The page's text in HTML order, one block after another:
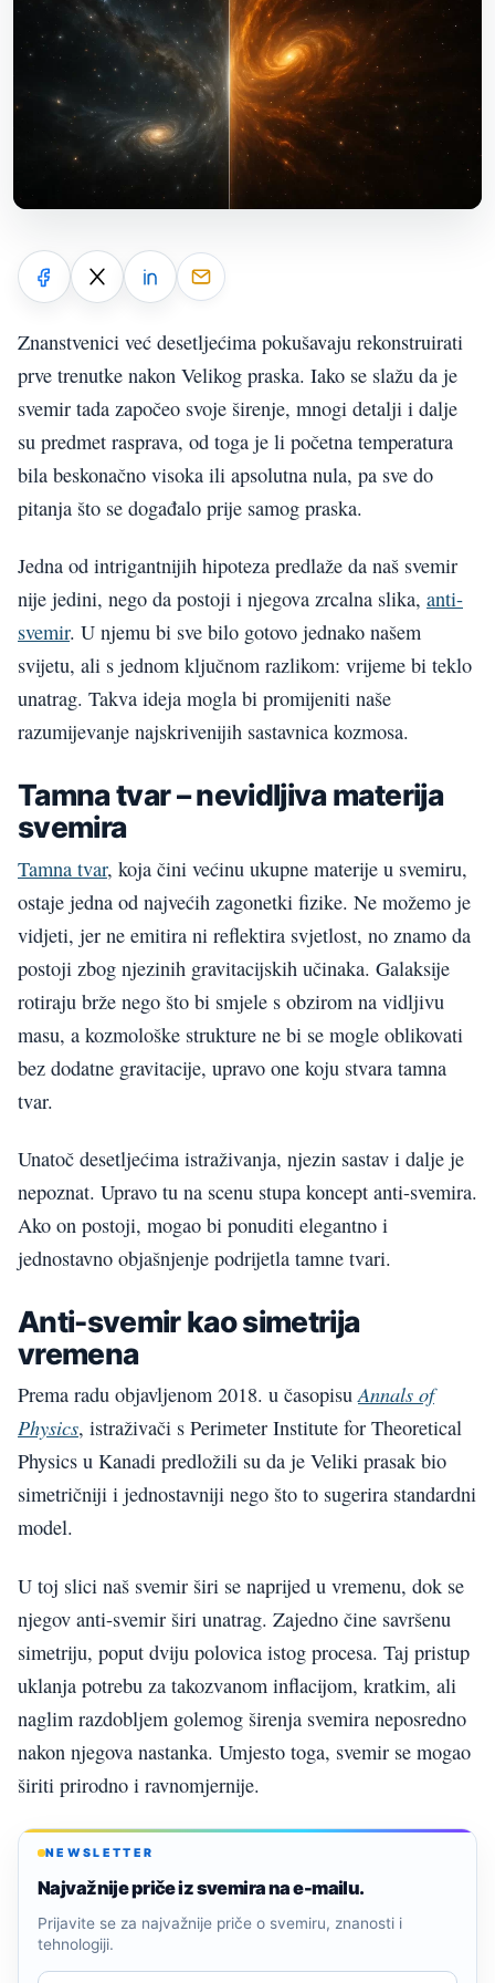
Znanstvenici već desetljećima pokušavaju rekonstruirati
prve trenutke nakon Velikog praska. Iako se slažu da je
svemir tada započeo svoje širenje, mnogi detalji i dalje
su predmet rasprava, od toga je li početna temperatura
bila beskonačno visoka ili apsolutna nula, pa sve do
pitanja što se događalo prije samog praska.
Jedna od intrigantnijih hipoteza predlaže da naš svemir
nije jedini, nego da postoji i njegova zrcalna slika, anti-
svemir. U njemu bi sve bilo gotovo jednako našem
svijetu, ali s jednom ključnom razlikom: vrijeme bi teklo
unatrag. Takva ideja mogla bi promijeniti naše
razumijevanje najskrivenijih sastavnica kozmosa.
Tamna tvar – nevidljiva materija
svemira
Tamna tvar, koja čini većinu ukupne materije u svemiru,
ostaje jedna od najvećih zagonetki fizike. Ne možemo je
vidjeti, jer ne emitira ni reflektira svjetlost, no znamo da
postoji zbog njezinih gravitacijskih učinaka. Galaksije
rotiraju brže nego što bi smjele s obzirom na vidljivu
masu, a kozmološke strukture ne bi se mogle oblikovati
bez dodatne gravitacije, upravo one koju stvara tamna
tvar.
Unatoč desetljećima istraživanja, njezin sastav i dalje je
nepoznat. Upravo tu na scenu stupa koncept anti-svemira.
Ako on postoji, mogao bi ponuditi elegantno i
jednostavno objašnjenje podrijetla tamne tvari.
Anti-svemir kao simetrija
vremena
Prema radu objavljenom 2018. u časopisuAnnals of
Physics, istraživači s Perimeter Institute for Theoretical
Physics u Kanadi predložili su da je Veliki prasak bio
simetričniji i jednostavniji nego što to sugerira standardni
model.
U toj slici naš svemir širi se naprijed u vremenu, dok se
njegov anti-svemir širi unatrag. Zajedno čine savršenu
simetriju, poput dviju polovica istog procesa. Taj pristup
uklanja potrebu za takozvanom inflacijom, kratkim, ali
naglim razdobljem golemog širenja svemira neposredno
nakon njegova nastanka. Umjesto toga, svemir se mogao
širiti prirodno i ravnomjernije.
NEWSLETTER
Najvažnije priče iz svemira na e-mailu.
Prijavite se za najvažnije priče o svemiru, znanosti i
tehnologiji.